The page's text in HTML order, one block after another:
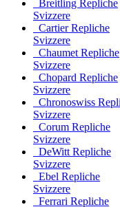
Breitling Repliche
Svizzere
Cartier Repliche
Svizzere
Chaumet Repliche
Svizzere
Chopard Repliche
Svizzere
Chronoswiss
Svizzere
Corum Repliche
Svizzere
DeWitt Repliche
Svizzere
Ebel Repliche
Svizzere
Ferrari Repliche